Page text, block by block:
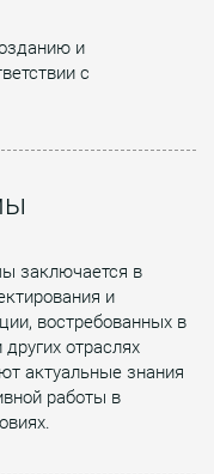
и
с
заключается в
и
востребованных в
отраслях
актуальные знания
работы в